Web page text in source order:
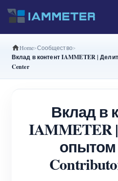
Продукты
(WEM3080)
Split-phase Wi-Fi-
Трехфазный Wi-Fi-
(WEM3080T)
Трехфазный Wi-Fi-
Home Сообщество
Вклад в контент IAMMETER |
Center
Вклад в
IAMMETER
опытом